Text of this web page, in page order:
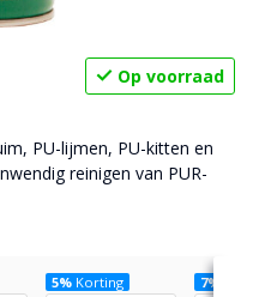
Op voorraad
PU-lijmen, PU-kitten en
reinigen van PUR-
5% Korting 7%